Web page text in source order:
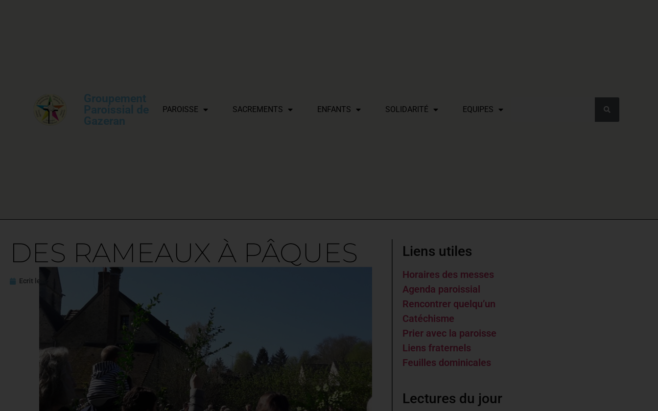
Groupement
Paroissial de
Gazeran
PAROISSE SACREMENTS ENFANTS SOLIDARITÉ EQUIPES
DES RAMEAUX À PÂQUES
Ecrit le 27 avril 2017 Mis à jour le
Liens utiles
Horaires des messes
Agenda paroissial
Rencontrer quelqu’un
Catéchisme
Prier avec la paroisse
Liens fraternels
Feuilles dominicales
Lectures du jour